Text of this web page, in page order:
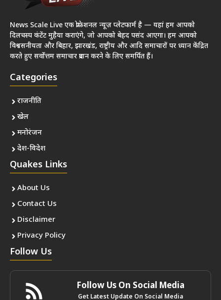
News Scale Live एक प्रोफेशनल न्यूज़ प्लेटफार्म है — यहां हम आपको
दिलचस्प कंटेंट मुहैया कराएंगे, जो आपको बेहद पसंद आएगा। हम आपको
विश्वसनीयता और बिहार, झारखंड, राष्ट्रीय और आदि समाचारों पर ध्यान केंद्रित
करते हुए सर्वोत्तम समाचार प्रदान करने के लिए समर्पित हैं।
Categories
राजनीति
खेल
मनोरंजन
देश-विदेश
Quakes Links
About Us
Contact Us
Disclaimer
Privacy Policy
Follow Us
Follow Us On Social Media
Get Latest Update On Social Media